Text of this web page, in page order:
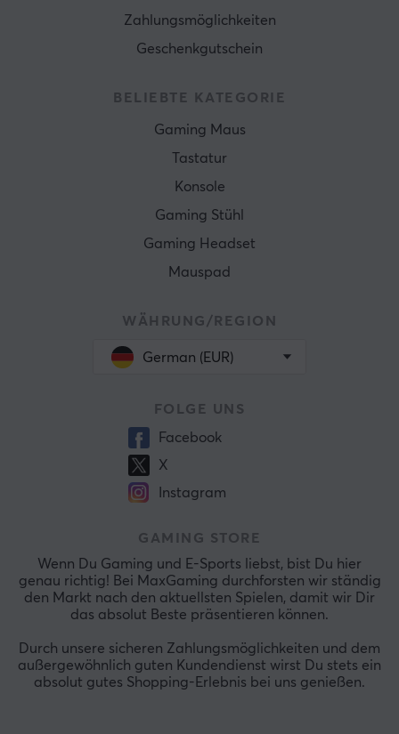
Zahlungsmöglichkeiten
Geschenkgutschein
BELIEBTE KATEGORIE
Gaming Maus
Tastatur
Konsole
Gaming Stühl
Gaming Headset
Mauspad
WÄHRUNG/REGION
German (EUR)
FOLGE UNS
Facebook
X
Instagram
GAMING STORE
Wenn Du Gaming und E-Sports liebst, bist Du hier
genau richtig! Bei MaxGaming durchforsten wir ständig
den Markt nach den aktuellsten Spielen, damit wir Dir
das absolut Beste präsentieren können.
Durch unsere sicheren Zahlungsmöglichkeiten und dem
außergewöhnlich guten Kundendienst wirst Du stets ein
absolut gutes Shopping-Erlebnis bei uns genießen.